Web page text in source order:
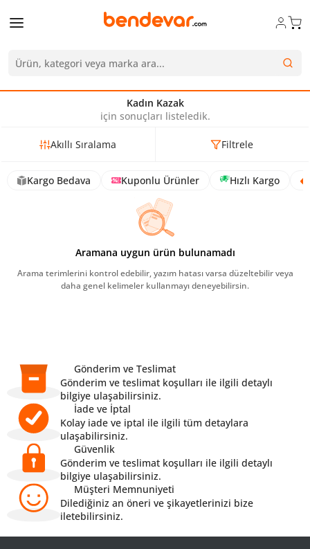
Kadın Kazak
için sonuçları listeledik.
Akıllı Sıralama Filtrele
Kargo Bedava Kuponlu Ürünler Hızlı Kargo
Aramana uygun ürün bulunamadı
Arama terimlerini kontrol edebilir, yazım hatası varsa düzeltebilir veya
daha genel kelimeler kullanmayı deneyebilirsin.
Gönderim ve Teslimat
Gönderim ve teslimat koşulları ile ilgili detaylı
bilgiye ulaşabilirsiniz.
İade ve İptal
Kolay iade ve iptal ile ilgili tüm detaylara
ulaşabilirsiniz.
Güvenlik
Gönderim ve teslimat koşulları ile ilgili detaylı
bilgiye ulaşabilirsiniz.
Müşteri Memnuniyeti
Dilediğiniz an öneri ve şikayetlerinizi bize
iletebilirsiniz.